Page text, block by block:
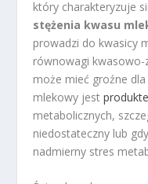
który charakteryzuje
stężenia kwasu
prowadzi do kwasicy
równowagi
może mieć groźne
mlekowy jest
metabolicznych,
niedostateczny lub
nadmierny stres